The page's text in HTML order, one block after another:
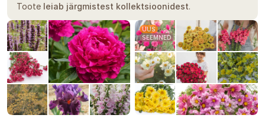
Toote leiab järgmistest kollektsioonidest.
UUS
SEEMNED